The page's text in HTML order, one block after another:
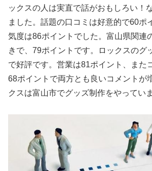
ックスの人は実直で話がおもしろい！
ました。話題の口コミは好意的で60ポ
気度は86ポイントでした。富山県関連
きで、79ポイントです。ロックスのグ
で好評です。営業は81ポイント、また
68ポイントで両方とも良いコメントが
クスは富山市でグッズ制作をやっていま